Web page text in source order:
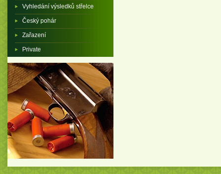
Vyhledání výsledků střelce
Český pohár
Zařazení
Private